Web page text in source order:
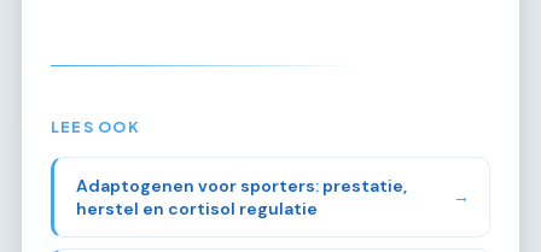
LEES OOK
Adaptogenen voor sporters: prestatie,
herstel en cortisol regulatie
→